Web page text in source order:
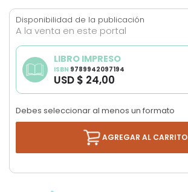
to
the
beginning
of
the
images
gallery
Disponibilidad de la publicación
A la venta en este portal
LIBRO IMPRESO
ISBN 9789942097194
USD $ 24,00
Debes seleccionar al menos un formato
AGREGAR AL CARRITO